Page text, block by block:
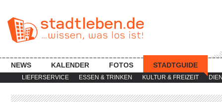
LIEFERSERVICE ESSEN & TRINKEN KULTUR & FREIZEIT
NEWS KALENDER FOTOS STADTGUIDE